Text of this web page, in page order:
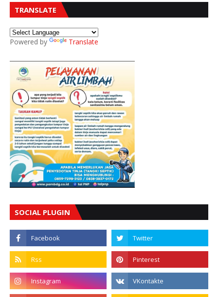
TRANSLATE
Powered by Translate
SOCIAL PLUGIN